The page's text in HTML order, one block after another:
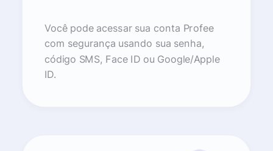
Você pode acessar sua conta Profee
com segurança usando sua senha,
código SMS, Face ID ou Google/Apple
ID.